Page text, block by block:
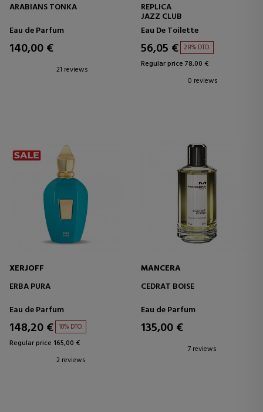
ARABIANS TONKA
Eau de Parfum
140,00 €
21 reviews
REPLICA
JAZZ CLUB
Eau De Toilette
56,05 € 28% DTO.
Regular price 78,00 €
0 reviews
XERJOFF
ERBA PURA
Eau de Parfum
148,20 € 10% DTO.
Regular price 165,00 €
2 reviews
MANCERA
CEDRAT BOISE
Eau de Parfum
135,00 €
7 reviews